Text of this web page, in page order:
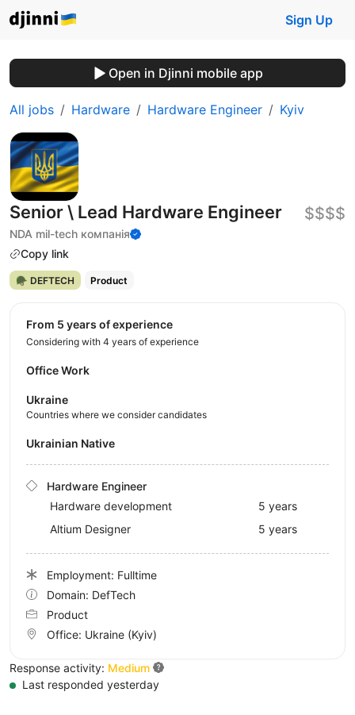
Sign Up
Open in Djinni mobile app
All jobs Hardware Hardware Engineer Kyiv
Senior \ Lead Hardware Engineer
NDA mil-tech компанія
Copy link
$$$$
🪖 DEFTECH Product
from 5 years of experience
Considering with 4 years of experience
Office Work
Ukraine
Countries where we consider candidates
Ukrainian Native
Hardware Engineer
Hardware development
5 years
Altium Designer
5 years
Employment: Fulltime
Domain: DefTech
Product
Office: Ukraine (Kyiv)
Response activity: Medium
Last responded yesterday